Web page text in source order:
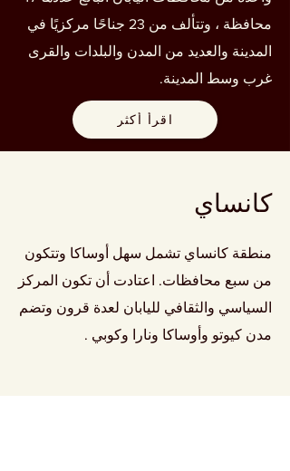
محافظة ، وتتألف من 23 جناحًا مركزيًا في
المدينة والعديد من المدن والبلدات والقرى
غرب وسط المدينة.
اقرأ أكثر
كانساي
منطقة كانساي تشمل سهل أوساكا وتتكون
من سبع محافظات. اعتادت أن تكون المركز
السياسي والثقافي لليابان لعدة قرون وتضم
مدن كيوتو وأوساكا ونارا وكوبي .